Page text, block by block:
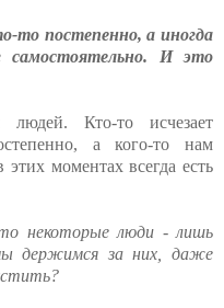
то постепенно, а иногда
самостоятельно. И это
Кто-то исчезает
а кого-то нам
моментах всегда есть
некоторые люди - лишь
держимся за них, даже